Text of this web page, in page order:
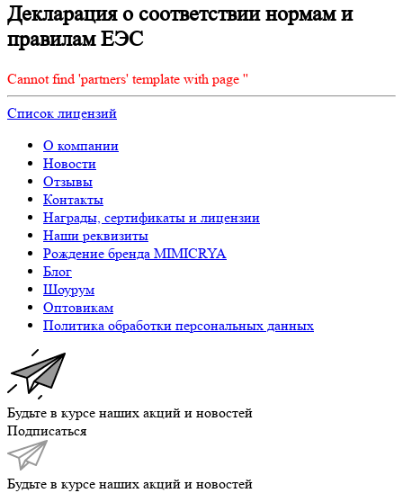
Декларация о соответствии нормам и
правилам ЕЭС
Cannot find 'partners' template with page ''
Список лицензий
О компании
Новости
Отзывы
Контакты
Награды, сертификаты и лицензии
Наши реквизиты
Рождение бренда MIMICRYA
Блог
Шоурум
Оптовикам
Политика обработки персональных данных
Будьте в курсе наших акций и новостей
Подписаться
Будьте в курсе наших акций и новостей